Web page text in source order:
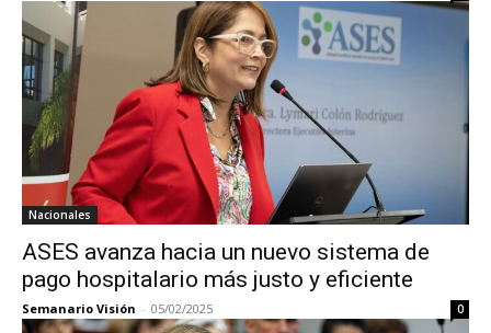
Nacionales
ASES avanza hacia un nuevo sistema de
pago hospitalario más justo y eficiente
Semanario Visión - 05/02/2025 0